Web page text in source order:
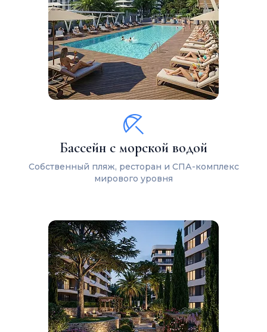
Бассейн с морской водой
Собственный пляж, ресторан и СПА-комплекс
мирового уровня